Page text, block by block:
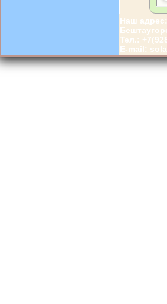
Наш
Тел.:
E-mail: